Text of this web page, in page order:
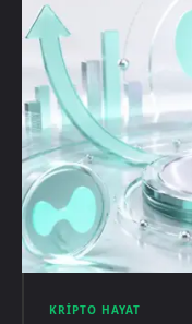
KRIPTO HAYAT